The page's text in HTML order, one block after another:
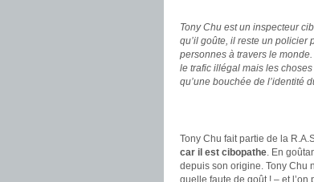
Tony Chu est un inspecteur
qu’il goûte, il reste un
personnes à travers le
le trafic illégal mais les
qu’une bouchée de l’identité
Tony Chu fait partie de la
car il est cibopathe. En
depuis son origine. Tony Chu
quelle faute de goût ! – et